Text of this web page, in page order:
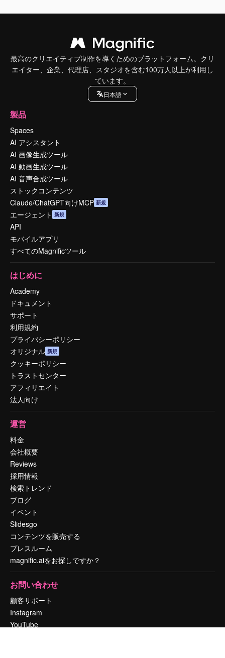
最高のクリエイティブ制作を導くためのプラットフォーム。クリ
エイター、企業、代理店、スタジオを含む100万人以上が利用し
ています。
日本語
製品
Spaces
AI アシスタント
AI 画像生成ツール
AI 動画生成ツール
AI 音声合成ツール
ストックコンテンツ
Claude/ChatGPT向けMCP 新規
エージェント 新規
API
モバイルアプリ
すべてのMagnificツール
はじめに
Academy
ドキュメント
サポート
利用規約
プライバシーポリシー
オリジナル 新規
クッキーポリシー
トラストセンター
アフィリエイト
法人向け
運営
料金
会社概要
Reviews
採用情報
検索トレンド
ブログ
イベント
Slidesgo
コンテンツを販売する
プレスルーム
magnific.aiをお探しですか？
お問い合わせ
顧客サポート
Instagram
YouTube